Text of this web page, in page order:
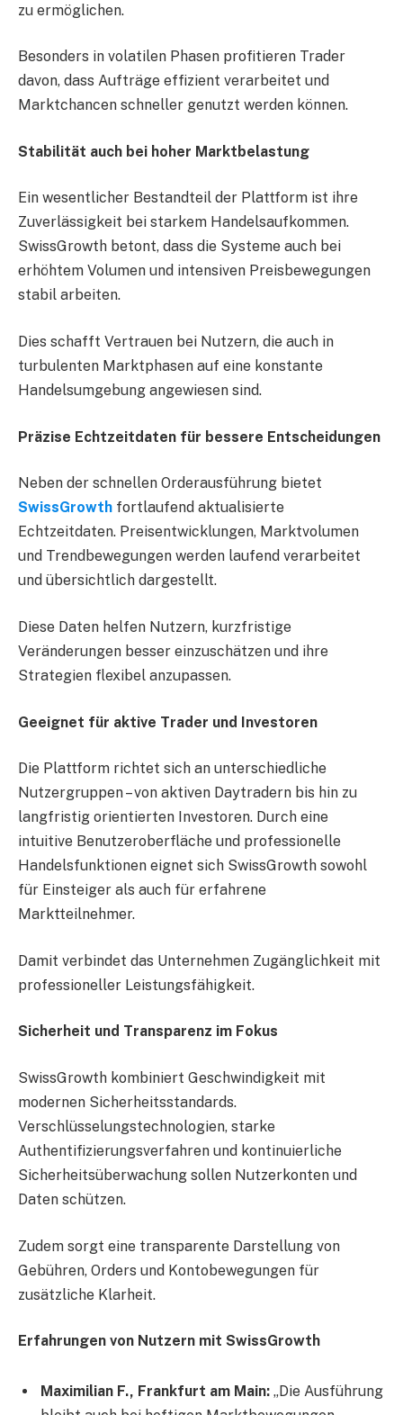
zu ermöglichen.
Besonders in volatilen Phasen profitieren Trader
davon, dass Aufträge effizient verarbeitet und
Marktchancen schneller genutzt werden können.
Stabilität auch bei hoher Marktbelastung
Ein wesentlicher Bestandteil der Plattform ist ihre
Zuverlässigkeit bei starkem Handelsaufkommen.
SwissGrowth betont, dass die Systeme auch bei
erhöhtem Volumen und intensiven Preisbewegungen
stabil arbeiten.
Dies schafft Vertrauen bei Nutzern, die auch in
turbulenten Marktphasen auf eine konstante
Handelsumgebung angewiesen sind.
Präzise Echtzeitdaten für bessere Entscheidungen
Neben der schnellen Orderausführung bietet
SwissGrowth fortlaufend aktualisierte
Echtzeitdaten. Preisentwicklungen, Marktvolumen
und Trendbewegungen werden laufend verarbeitet
und übersichtlich dargestellt.
Diese Daten helfen Nutzern, kurzfristige
Veränderungen besser einzuschätzen und ihre
Strategien flexibel anzupassen.
Geeignet für aktive Trader und Investoren
Die Plattform richtet sich an unterschiedliche
Nutzergruppen – von aktiven Daytradern bis hin zu
langfristig orientierten Investoren. Durch eine
intuitive Benutzeroberfläche und professionelle
Handelsfunktionen eignet sich SwissGrowth sowohl
für Einsteiger als auch für erfahrene
Marktteilnehmer.
Damit verbindet das Unternehmen Zugänglichkeit mit
professioneller Leistungsfähigkeit.
Sicherheit und Transparenz im Fokus
SwissGrowth kombiniert Geschwindigkeit mit
modernen Sicherheitsstandards.
Verschlüsselungstechnologien, starke
Authentifizierungsverfahren und kontinuierliche
Sicherheitsüberwachung sollen Nutzerkonten und
Daten schützen.
Zudem sorgt eine transparente Darstellung von
Gebühren, Orders und Kontobewegungen für
zusätzliche Klarheit.
Erfahrungen von Nutzern mit SwissGrowth
Maximilian F., Frankfurt am Main: „Die Ausführung